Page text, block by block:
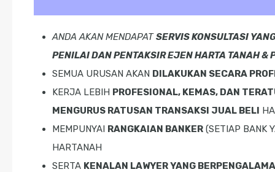
ANDA AKAN MENDAPATSERVIS KONSULTASI
PENILAI DAN PENTAKSIR EJEN HARTA TANAH &
SEMUA URUSAN AKAN DILAKUKAN SECARA
KERJA LEBIH PROFESIONAL, KEMAS, DAN
MENGURUS RATUSAN TRANSAKSI JUAL BELI
MEMPUNYAI RANGKAIAN BANKER (SETIAP BANK
HARTANAH
SERTA KENALAN LAWYER YANG